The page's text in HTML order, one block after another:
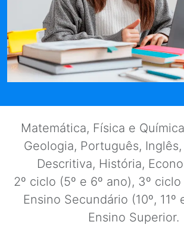
Matemática, Física e
Geologia, Português,
Descritiva, História,
2º ciclo (5º e 6º ano), 3º ciclo
Ensino Secundário (10º, 11º
Ensino Superior.